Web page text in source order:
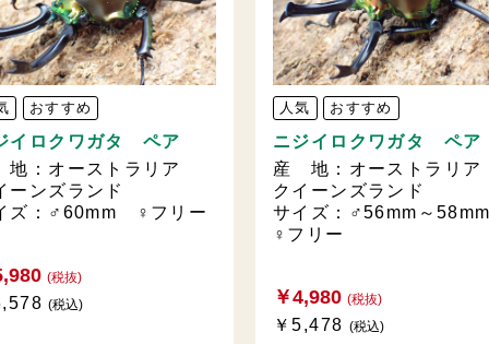
おすすめ
イロクワガタ ペア
：オーストラリア
ーンズランド
ズ：♂60mm ♀フリー
(税抜)
(税込)
人気 おすすめ
ニジイロクワガタ ペア
産 地：オーストラリ
クイーンズランド
サイズ：♂56mm～
♀フリー
￥4,980 (税抜)
￥5,478 (税込)